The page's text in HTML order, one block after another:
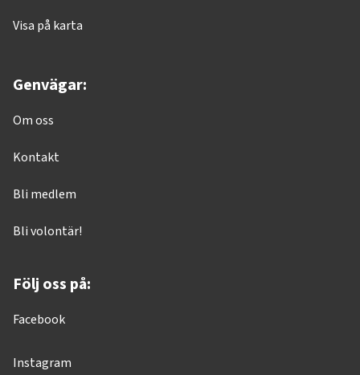
Visa på karta
Genvägar:
Om oss
Kontakt
Bli medlem
Bli volontär!
Följ oss på:
Facebook
Instagram